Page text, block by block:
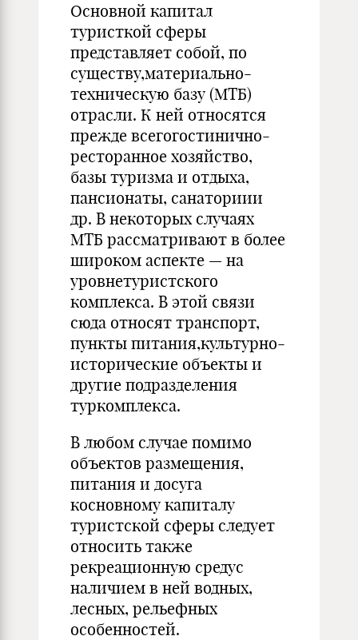
Основной капитал
туристкой сферы
представляет собой, по
существу,материально-
техническую базу (МТБ)
отрасли. К ней относятся
прежде всегогостинично-
ресторанное хозяйство,
базы туризма и отдыха,
пансионаты, санаториии
др. В некоторых случаях
МТБ рассматривают в более
широком аспекте — на
уровнетуристского
комплекса. В этой связи
сюда относят транспорт,
пункты питания,культурно-
исторические объекты и
другие подразделения
туркомплекса.
В любом случае помимо
объектов размещения,
питания и досуга
косновному капиталу
туристской сферы следует
относить также
рекреационную средус
наличием в ней водных,
лесных, рельефных
особенностей.